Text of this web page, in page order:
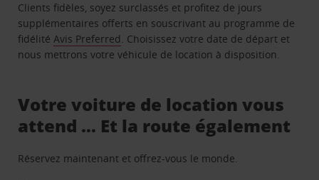
Clients fidèles, soyez surclassés et profitez de jours
supplémentaires offerts en souscrivant au programme de
fidélitéAvis Preferred. Choisissez votre date de départ et
nous mettrons votre véhicule de location à disposition.
Votre voiture de location vous
attend … Et la route également
Réservez maintenant et offrez-vous le monde.